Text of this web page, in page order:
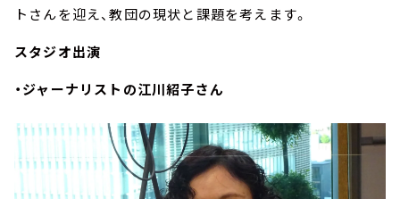
トさんを迎え、教団の現状と課題を考えます。
スタジオ出演
・ジャーナリストの江川紹子さん